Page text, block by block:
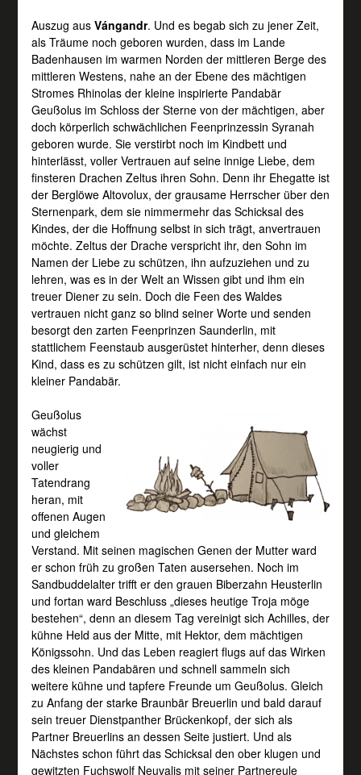
Auszug aus Vángandr. Und es begab sich zu jener Zeit,
als Träume noch geboren wurden, dass im Lande
Badenhausen im warmen Norden der mittleren Berge des
mittleren Westens, nahe an der Ebene des mächtigen
Stromes Rhinolas der kleine inspirierte Pandabär
Geußolus im Schloss der Sterne von der mächtigen, aber
doch körperlich schwächlichen Feenprinzessin Syranah
geboren wurde. Sie verstirbt noch im Kindbett und
hinterlässt, voller Vertrauen auf seine innige Liebe, dem
finsteren Drachen Zeltus ihren Sohn. Denn ihr Ehegatte ist
der Berglöwe Altovolux, der grausame Herrscher über den
Sternenpark, dem sie nimmermehr das Schicksal des
Kindes, der die Hoffnung selbst in sich trägt, anvertrauen
möchte. Zeltus der Drache verspricht ihr, den Sohn im
Namen der Liebe zu schützen, ihn aufzuziehen und zu
lehren, was es in der Welt an Wissen gibt und ihm ein
treuer Diener zu sein. Doch die Feen des Waldes
vertrauen nicht ganz so blind seiner Worte und senden
besorgt den zarten Feenprinzen Saunderlin, mit
stattlichem Feenstaub ausgerüstet hinterher, denn dieses
Kind, dass es zu schützen gilt, ist nicht einfach nur ein
kleiner Pandabär.
Geußolus
wächst
neugierig und
voller
Tatendrang
heran, mit
offenen Augen
und gleichem
Verstand. Mit seinen magischen Genen der Mutter ward
er schon früh zu großen Taten ausersehen. Noch im
Sandbuddelalter trifft er den grauen Biberzahn Heusterlin
und fortan ward Beschluss „dieses heutige Troja möge
bestehen“, denn an diesem Tag vereinigt sich Achilles, der
kühne Held aus der Mitte, mit Hektor, dem mächtigen
Königssohn. Und das Leben reagiert flugs auf das Wirken
des kleinen Pandabären und schnell sammeln sich
weitere kühne und tapfere Freunde um Geußolus. Gleich
zu Anfang der starke Braunbär Breuerlin und bald darauf
sein treuer Dienstpanther Brückenkopf, der sich als
Partner Breuerlins an dessen Seite justiert. Und als
Nächstes schon führt das Schicksal den ober klugen und
gewitzten Fuchswolf Neuvalis mit seiner Partnereule